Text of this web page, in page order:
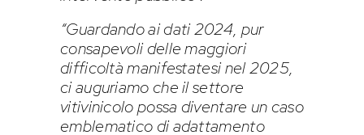
“Guardando ai dati 2024, pur
consapevoli delle maggiori
difficoltà manifestatesi nel 2025,
ci auguriamo che il settore
vitivinicolo possa diventare un caso
emblematico di adattamento